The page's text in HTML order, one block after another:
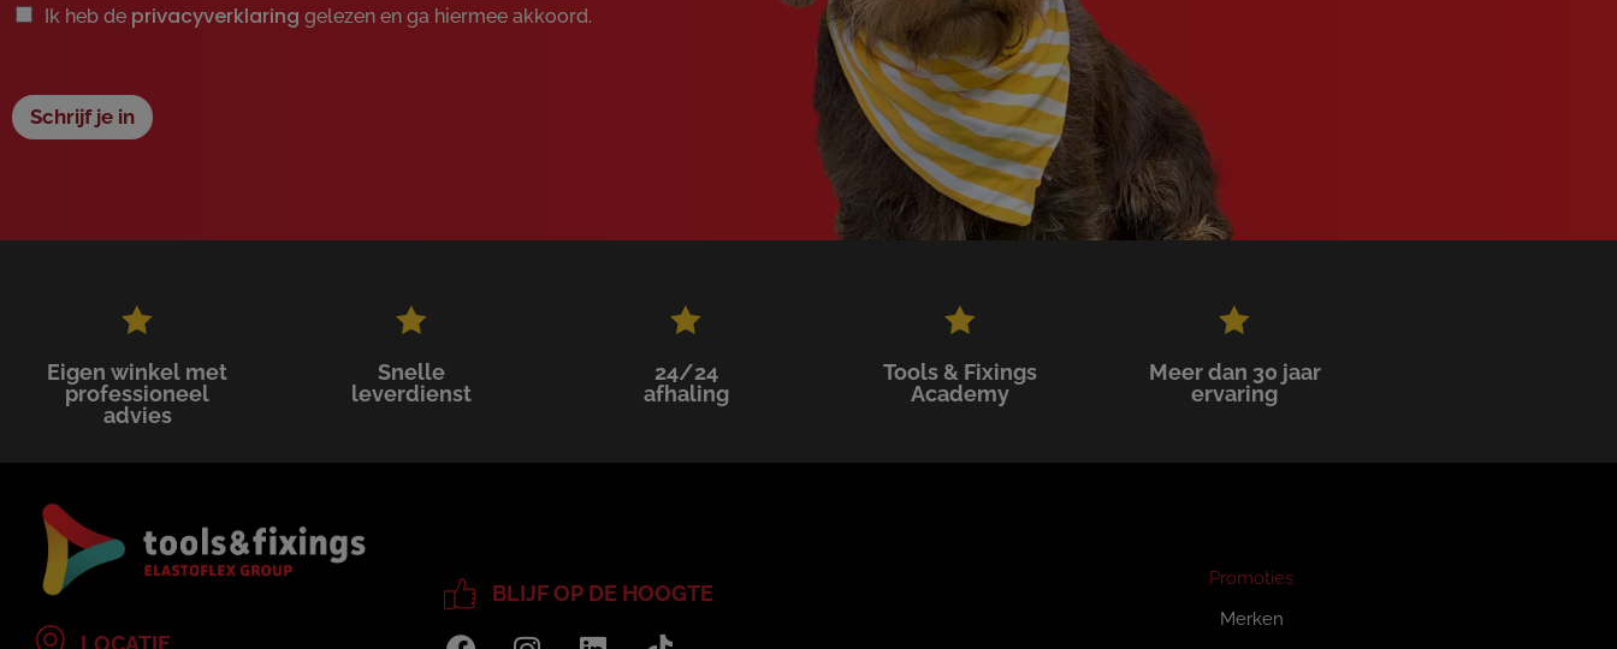
a
n
Ik heb de privacyverklaring gelezen en ga hiermee akkoord.
Schrijf je in
Eigen winkel met
professioneel
advies
Snelle
leverdienst
24/24
afhaling
Tools & Fixings
Academy
Meer dan 30 jaar
ervaring
LOCATIE
BLIJF OP DE HOOGTE
Promoties
Merken